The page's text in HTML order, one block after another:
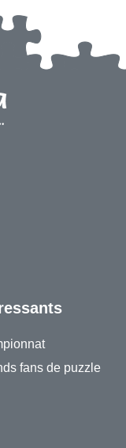
fans de puzzle